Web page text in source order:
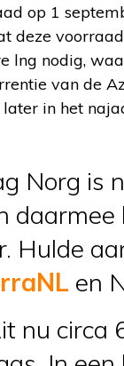
op 1
deze
lng nodig,
van de
in het
Norg is
daarmee
Hulde
en
nu circa